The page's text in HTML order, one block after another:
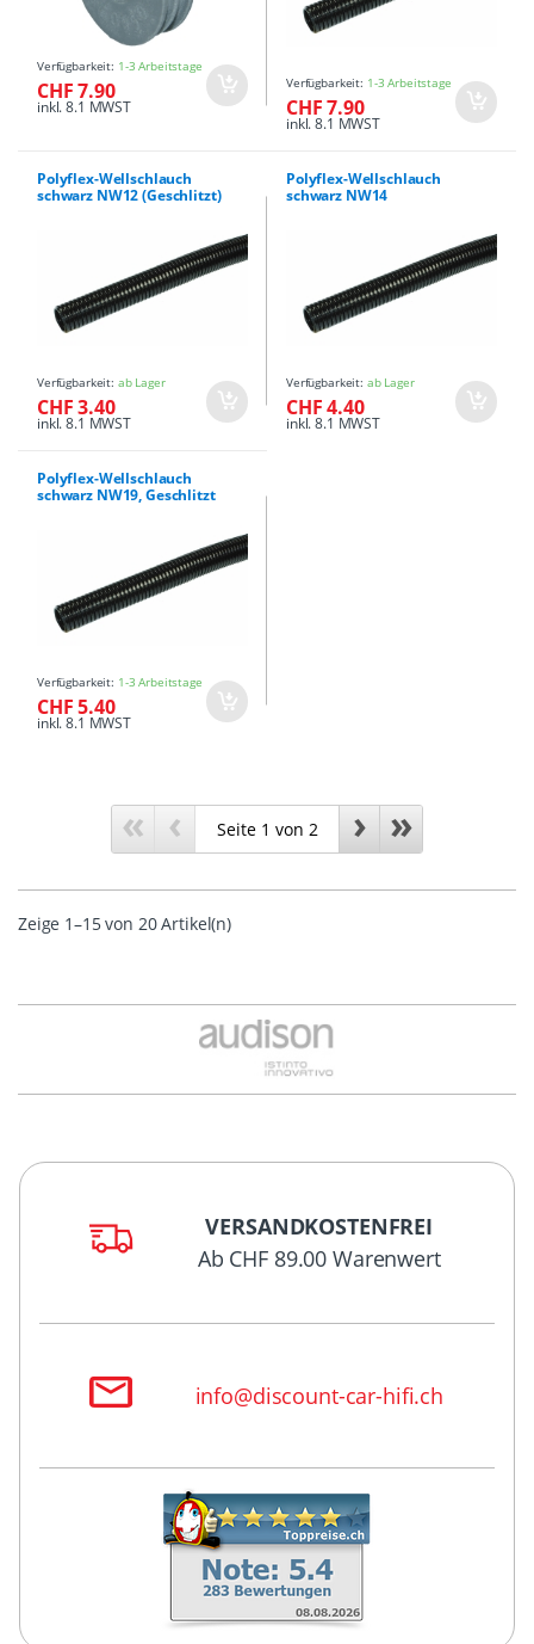
Verfügbarkeit: 1-3 Arbeitstage
CHF 7.90
inkl. 8.1 MWST
Verfügbarkeit: 1-3 Arbeitstage
CHF 7.90
inkl. 8.1 MWST
Polyflex-Wellschlauch
schwarz NW12 (Geschlitzt)
Verfügbarkeit: ab Lager
CHF 3.40
inkl. 8.1 MWST
Polyflex-Wellschlauch
schwarz NW14
Verfügbarkeit: ab Lager
CHF 4.40
inkl. 8.1 MWST
Polyflex-Wellschlauch
schwarz NW19, Geschlitzt
Verfügbarkeit: 1-3 Arbeitstage
CHF 5.40
inkl. 8.1 MWST
« ‹ › »
Zeige 1–15 von 20 Artikel(n)
VERSANDKOSTENFREI
Ab CHF 89.00 Warenwert
info@discount-car-hifi.ch